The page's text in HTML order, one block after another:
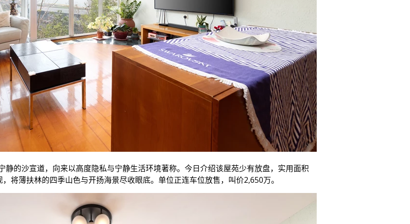
静的沙宣道，向来以高度隐私与宁静生活环境著称。今日介绍该屋苑少有放盘，实用面积
将薄扶林的四季山色与开扬海景尽收眼底。单位正连车位放售，叫价2,650万。